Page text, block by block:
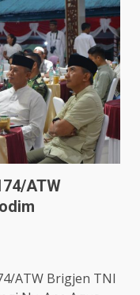
ATW
ATW Brigjen TNI